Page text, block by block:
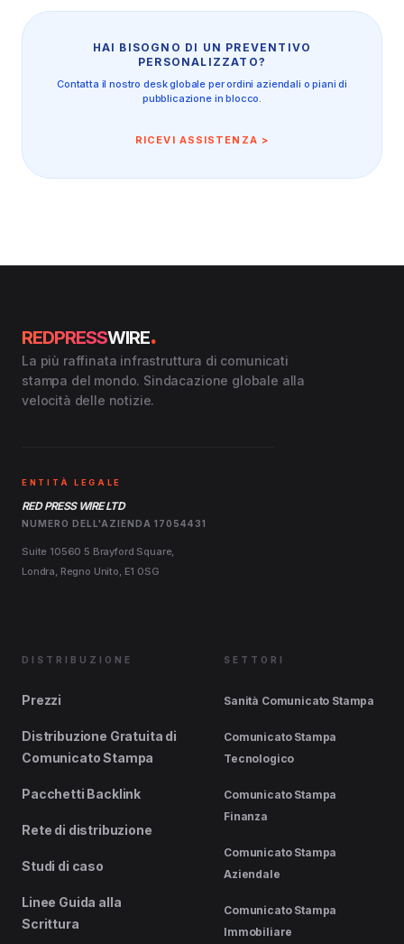
HAI BISOGNO DI UN PREVENTIVO
PERSONALIZZATO?
Contatta il nostro desk globale per ordini aziendali o piani di
pubblicazione in blocco.
RICEVI ASSISTENZA >
REDPRESSWIRE.
La più raffinata infrastruttura di comunicati
stampa del mondo. Sindacazione globale alla
velocità delle notizie.
ENTITÀ LEGALE
RED PRESS WIRE LTD
NUMERO DELL'AZIENDA 17054431
Suite 10560 5 Brayford Square,
Londra, Regno Unito, E1 0SG
DISTRIBUZIONE
Prezzi
Distribuzione Gratuita di
Comunicato Stampa
Pacchetti Backlink
Rete di distribuzione
Studi di caso
Linee Guida alla
Scrittura
SETTORI
Sanità Comunicato Stampa
Comunicato Stampa
Tecnologico
Comunicato Stampa
Finanza
Comunicato Stampa
Aziendale
Comunicato Stampa
Immobiliare